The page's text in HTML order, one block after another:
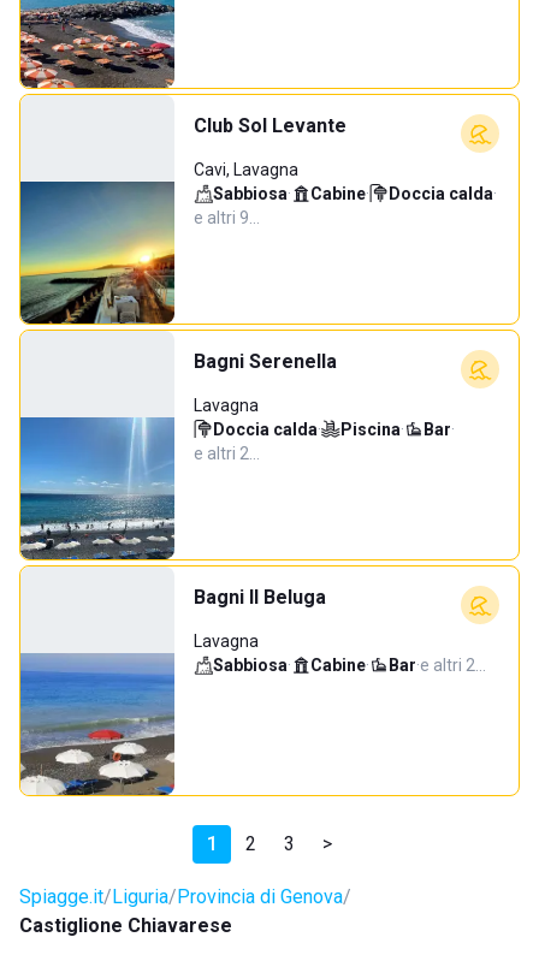
Club Sol Levante
Cavi, Lavagna
Sabbiosa· Cabine· Doccia calda·
e altri 9…
Bagni Serenella
Lavagna
Doccia calda· Piscina· Bar·
e altri 2…
Bagni Il Beluga
Lavagna
Sabbiosa· Cabine· Bar·e altri 2…
1 2 3 >
Spiagge.it Liguria Provincia di Genova
Castiglione Chiavarese